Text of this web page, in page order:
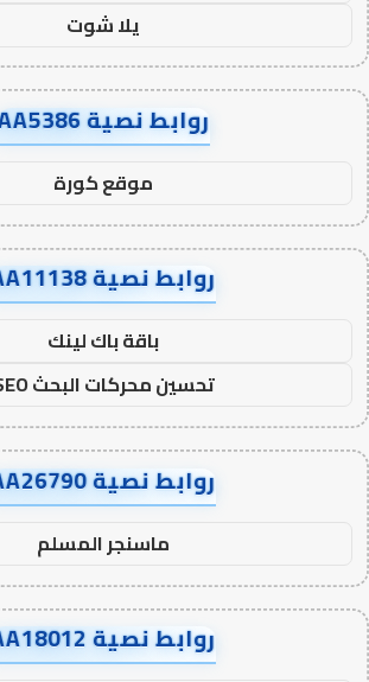
يلا شوت
روابط نصية AA5386
موقع كورة
روابط نصية AA11138
باقة باك لينك
تحسين محركات البحث SEO
روابط نصية AA26790
ماسنجر المسلم
روابط نصية AA18012